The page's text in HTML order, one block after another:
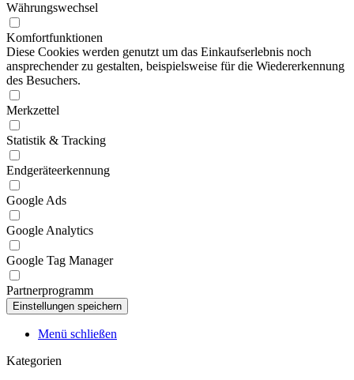
Währungswechsel
Komfortfunktionen
Diese Cookies werden genutzt um das Einkaufserlebnis noch
ansprechender zu gestalten, beispielsweise für die Wiedererkennung
des Besuchers.
Merkzettel
Statistik & Tracking
Endgeräteerkennung
Google Ads
Google Analytics
Google Tag Manager
Partnerprogramm
Menü schließen
Kategorien